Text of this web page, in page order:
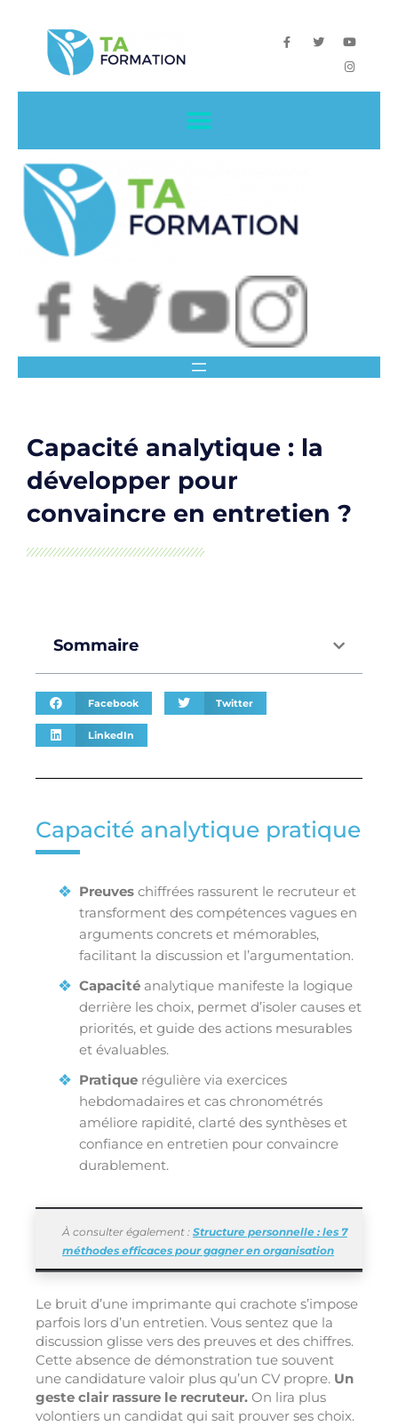
Capacité analytique : la
développer pour
convaincre en entretien ?
Sommaire
Facebook Twitter
LinkedIn
Capacité analytique pratique
Preuves chiffrées rassurent le recruteur et
transforment des compétences vagues en
arguments concrets et mémorables,
facilitant la discussion et l’argumentation.
Capacité analytique manifeste la logique
derrière les choix, permet d’isoler causes et
priorités, et guide des actions mesurables
et évaluables.
Pratique régulière via exercices
hebdomadaires et cas chronométrés
améliore rapidité, clarté des synthèses et
confiance en entretien pour convaincre
durablement.
À consulter également : Structure personnelle : les 7
méthodes efficaces pour gagner en organisation
Le bruit d’une imprimante qui crachote s’impose
parfois lors d’un entretien. Vous sentez que la
discussion glisse vers des preuves et des chiffres.
Cette absence de démonstration tue souvent
une candidature valoir plus qu’un CV propre. Un
geste clair rassure le recruteur. On lira plus
volontiers un candidat qui sait prouver ses choix.